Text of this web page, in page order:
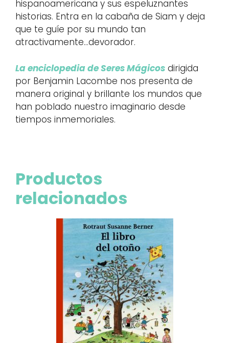
hispanoamericana y sus espeluznantes
historias. Entra en la cabaña de Siam y deja
que te guíe por su mundo tan
atractivamente…devorador.
La enciclopedia de Seres Mágicos dirigida
por Benjamin Lacombe nos presenta de
manera original y brillante los mundos que
han poblado nuestro imaginario desde
tiempos inmemoriales.
Productos
relacionados